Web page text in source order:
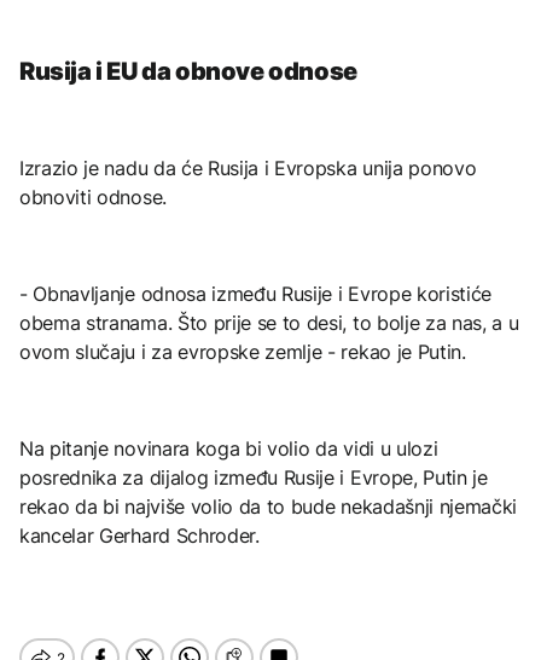
Rusija i EU da obnove odnose
Izrazio je nadu da će Rusija i Evropska unija ponovo
obnoviti odnose.
- Obnavljanje odnosa između Rusije i Evrope koristiće
obema stranama. Što prije se to desi, to bolje za nas, a u
ovom slučaju i za evropske zemlje - rekao je Putin.
Na pitanje novinara koga bi volio da vidi u ulozi
posrednika za dijalog između Rusije i Evrope, Putin je
rekao da bi najviše volio da to bude nekadašnji njemački
kancelar Gerhard Schroder.